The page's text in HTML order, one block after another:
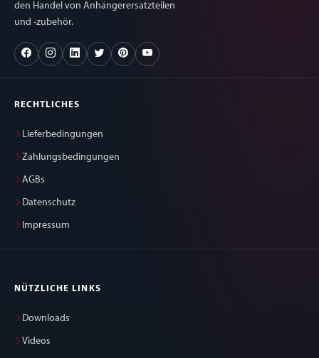
den Handel von Anhängerersatzteilen
und -zubehör.
RECHTLICHES
Lieferbedingungen
Zahlungsbedingungen
AGBs
Datenschutz
Impressum
NÜTZLICHE LINKS
Downloads
Videos